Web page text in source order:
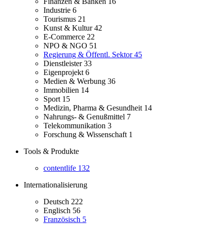
Industrie 6
Tourismus 21
Kunst & Kultur42
E-Commerce 22
NPO & NGO 51
Regierung & Öffentl. Sektor45
Dienstleister33
Eigenprojekt 6
Medien & Werbung 36
Immobilien 14
Sport 15
Medizin, Pharma & Gesundheit 14
Nahrungs- & Genußmittel 7
Telekommunikation 3
Forschung & Wissenschaft 1
Tools & Produkte
contentlife 132
Internationalisierung
Deutsch 222
Englisch 56
Französisch 5